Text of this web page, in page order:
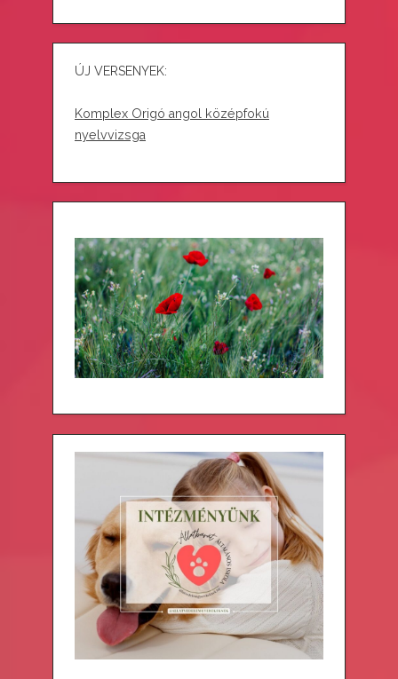
ÚJ VERSENYEK:
Komplex Origó angol középfokú
nyelvvizsga